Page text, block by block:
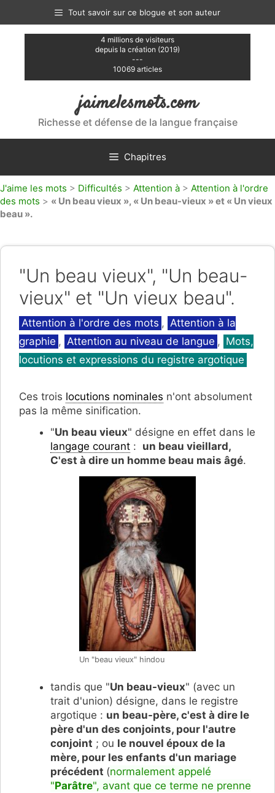
contenu
Tout savoir sur ce blogue et son auteur
4 millions de visiteurs
depuis la création (2019)
---
10069 articles
jaimelesmots.com
Richesse et défense de la langue française
Chapitres
J'aime les mots > Difficultés > Attention à > Attention à l'ordre
des mots > « Un beau vieux », « Un beau-vieux » et « Un vieux
beau ».
"Un beau vieux", "Un beau-
vieux" et "Un vieux beau".
Catégories
Attention à l'ordre des mots , Attention à la
graphie , Attention au niveau de langue , Mots,
locutions et expressions du registre argotique
Ces trois locutions nominales n'ont absolument
pas la même sinification.
"Un beau vieux" désigne en effet dans le
langage courant : un beau vieillard,
C'est à dire un homme beau mais âgé.
Un "beau vieux" hindou
tandis que "Un beau-vieux" (avec un
trait d'union) désigne, dans le registre
argotique : un beau-père, c'est à dire le
père d'un des conjoints, pour l'autre
conjoint ; ou le nouvel époux de la
mère, pour les enfants d'un mariage
précédent (normalement appelé
"Parâtre", avant que ce terme ne prenne